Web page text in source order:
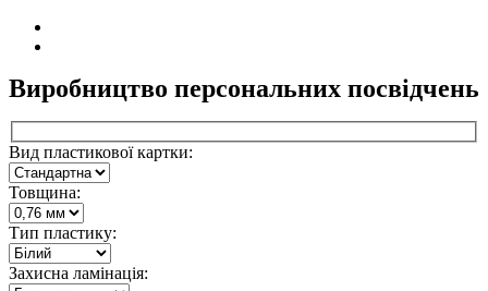
Виробництво персональних посвідчень
Вид пластикової картки:
Товщина:
Тип пластику:
Захисна ламінація: